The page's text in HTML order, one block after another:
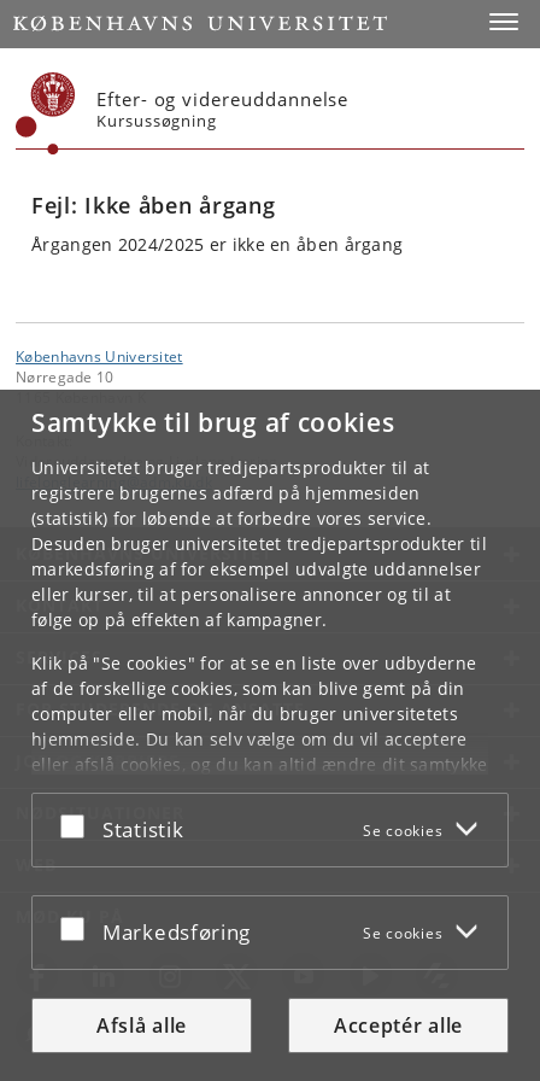
Samtykke til brug af cookies
Universitetet bruger tredjepartsprodukter til at
registrere brugernes adfærd på hjemmesiden
(statistik) for løbende at forbedre vores service.
Desuden bruger universitetet tredjepartsprodukter til
markedsføring af for eksempel udvalgte uddannelser
eller kurser, til at personalisere annoncer og til at
følge op på effekten af kampagner.
Klik på "Se cookies" for at se en liste over udbyderne
af de forskellige cookies, som kan blive gemt på din
computer eller mobil, når du bruger universitetets
hjemmeside. Du kan selv vælge om du vil acceptere
eller afslå cookies, og du kan altid ændre dit samtykke
underCookie- og privatlivspolitiksom du finder i
bunden af hver side.
Acceptér eller afslå
Statistik Se cookies
Acceptér eller afslå
Markedsføring Se cookies
Afslå alle Acceptér alle
Start
Efter- og videreuddannelse
Kursussøgning
Fejl: Ikke åben årgang
Årgangen 2024/2025 er ikke en åben årgang
Københavns Universitet
Nørregade 10
Videreuddannelse og Livslang Læring
.ku
KØBENHAVNS UNIVERSITET
KONTAKT
SERVICES
FOR STUDERENDE OG ANSATTE
JOB OG KARRIERE
NØDSITUATIONER
WEB
MØD KU PÅ